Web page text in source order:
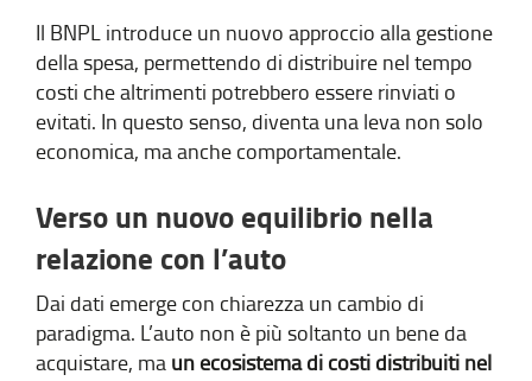
Il BNPL introduce un nuovo approccio alla gestione
della spesa, permettendo di distribuire nel tempo
costi che altrimenti potrebbero essere rinviati o
evitati. In questo senso, diventa una leva non solo
economica, ma anche comportamentale.
Verso un nuovo equilibrio nella
relazione con l’auto
Dai dati emerge con chiarezza un cambio di
paradigma. L’auto non è più soltanto un bene da
acquistare, ma un ecosistema di costi distribuiti nel